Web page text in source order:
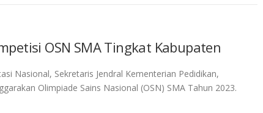
OSN SMA Tingkat Kabupaten
Nasional, Sekretaris Jendral Kementerian Pedidikan,
Olimpiade Sains Nasional (OSN) SMA Tahun 2023.